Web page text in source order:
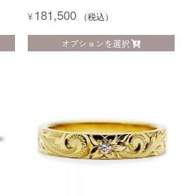
¥181,500 （税込）
オプションを選択